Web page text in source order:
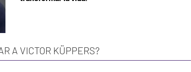
A VICTOR KÜPPERS?